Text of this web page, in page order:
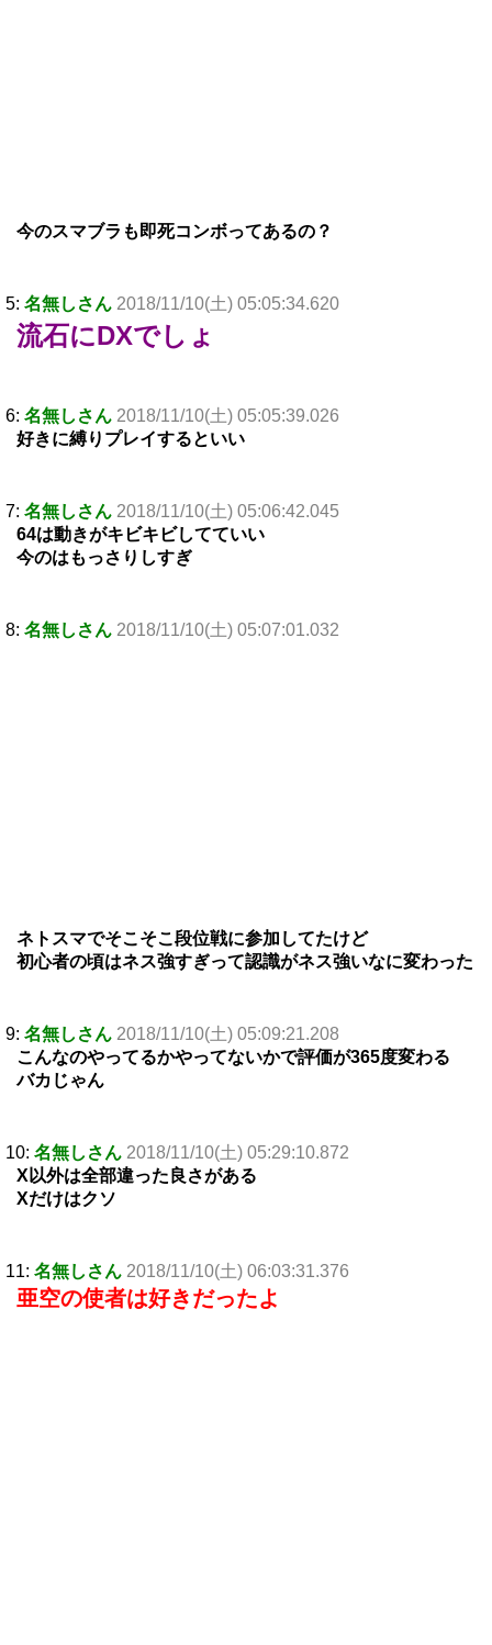
今のスマブラも即死コンボってあるの？
5: 名無しさん 2018/11/10(土) 05:05:34.620
流石にDXでしょ
6: 名無しさん 2018/11/10(土) 05:05:39.026
好きに縛りプレイするといい
7: 名無しさん 2018/11/10(土) 05:06:42.045
64は動きがキビキビしてていい
今のはもっさりしすぎ
8: 名無しさん 2018/11/10(土) 05:07:01.032
ネトスマでそこそこ段位戦に参加してたけど
初心者の頃はネス強すぎって認識がネス強いなに変わった
9: 名無しさん 2018/11/10(土) 05:09:21.208
こんなのやってるかやってないかで評価が365度変わる
バカじゃん
10: 名無しさん 2018/11/10(土) 05:29:10.872
X以外は全部違った良さがある
Xだけはクソ
11: 名無しさん 2018/11/10(土) 06:03:31.376
亜空の使者は好きだったよ